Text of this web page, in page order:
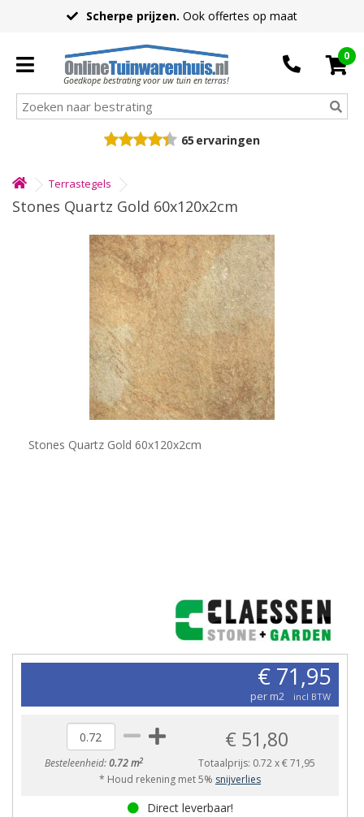
Scherpe prijzen. Ook offertes op maat
Goedkope bestrating voor uw tuin en terras!
0
65 ervaringen
Terrastegels
Stones Quartz Gold 60x120x2cm
Stones Quartz Gold 60x120x2cm
€ 71,95
per m2 incl BTW
Besteleenheid:0.72 m2
€ 51,80
Totaalprijs: 0.72x€ 71,95
* Houd rekening met 5% snijverlies
Direct leverbaar!